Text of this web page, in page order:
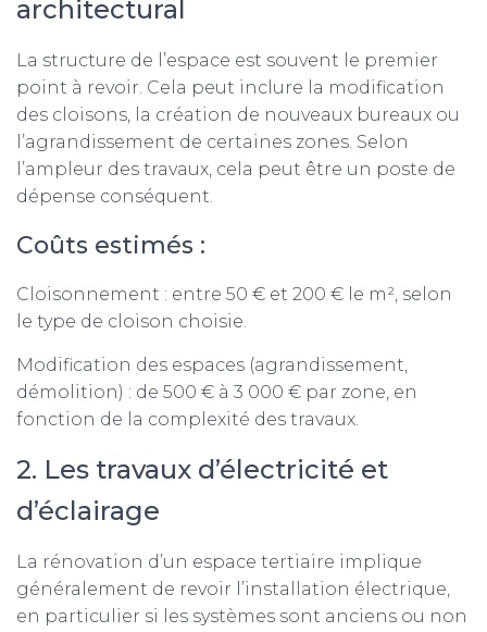
architectural
La structure de l’espace est souvent le premier
point à revoir. Cela peut inclure la modification
des cloisons, la création de nouveaux bureaux ou
l’agrandissement de certaines zones. Selon
l’ampleur des travaux, cela peut être un poste de
dépense conséquent.
Coûts estimés :
Cloisonnement : entre 50 € et 200 € le m², selon
le type de cloison choisie.
Modification des espaces (agrandissement,
démolition) : de 500 € à 3 000 € par zone, en
fonction de la complexité des travaux.
2. Les travaux d’électricité et
d’éclairage
La rénovation d’un espace tertiaire implique
généralement de revoir l’installation électrique,
en particulier si les systèmes sont anciens ou non